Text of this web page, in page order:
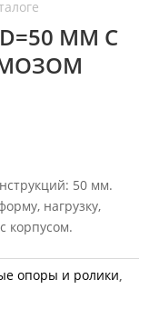
ММ С
50 мм.
нагрузку,
корпусом.
опоры и ролики